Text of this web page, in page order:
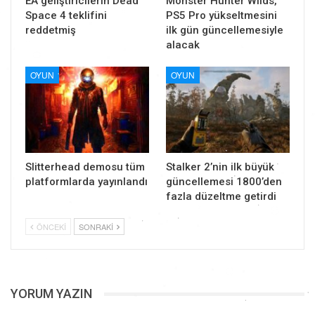
Space 4 teklifini
reddetmiş
PS5 Pro yükseltmesini
ilk gün güncellemesiyle
alacak
OYUN
Slitterhead demosu tüm
platformlarda yayınlandı
OYUN
Stalker 2’nin ilk büyük
güncellemesi 1800’den
fazla düzeltme getirdi
ÖNCEKI SONRAKI
YORUM YAZIN